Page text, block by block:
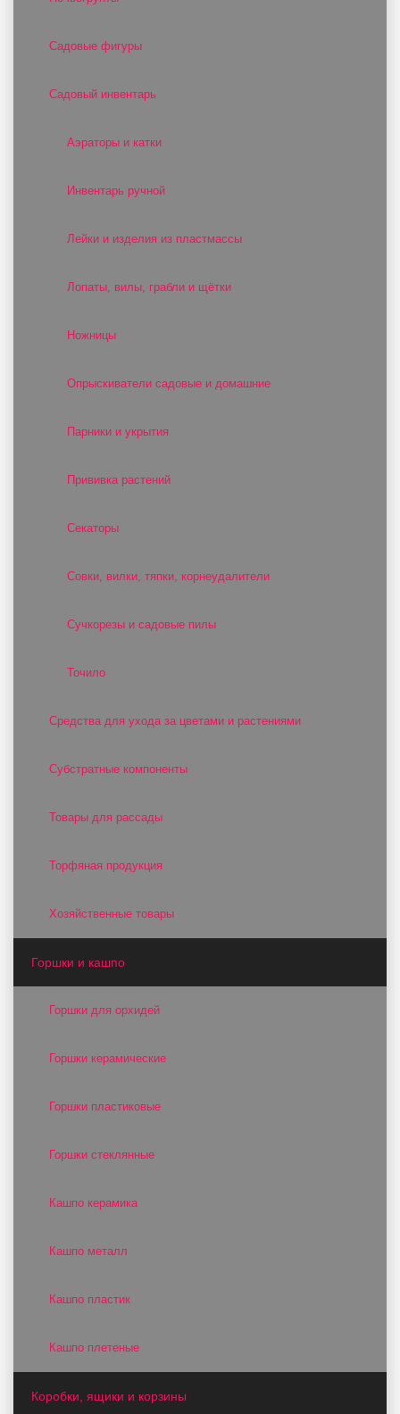
Садовые фигуры
Садовый инвентарь
Аэраторы и катки
Инвентарь ручной
Лейки и изделия из пластмассы
Лопаты, вилы, грабли и щётки
Ножницы
Опрыскиватели садовые и домашние
Парники и укрытия
Прививка растений
Секаторы
Совки, вилки, тяпки, корнеудалители
Сучкорезы и садовые пилы
Точило
Средства для ухода за цветами и растениями
Субстратные компоненты
Товары для рассады
Торфяная продукция
Хозяйственные товары
Горшки и кашпо
Горшки для орхидей
Горшки керамические
Горшки пластиковые
Горшки стеклянные
Кашпо керамика
Кашпо металл
Кашпо пластик
Кашпо плетеные
Коробки, ящики и корзины